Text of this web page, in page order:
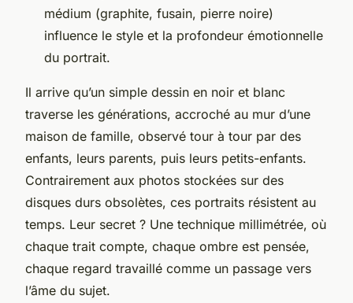
médium (graphite, fusain, pierre noire)
influence le style et la profondeur émotionnelle
du portrait.
Il arrive qu’un simple dessin en noir et blanc
traverse les générations, accroché au mur d’une
maison de famille, observé tour à tour par des
enfants, leurs parents, puis leurs petits-enfants.
Contrairement aux photos stockées sur des
disques durs obsolètes, ces portraits résistent au
temps. Leur secret ? Une technique millimétrée, où
chaque trait compte, chaque ombre est pensée,
chaque regard travaillé comme un passage vers
l’âme du sujet.